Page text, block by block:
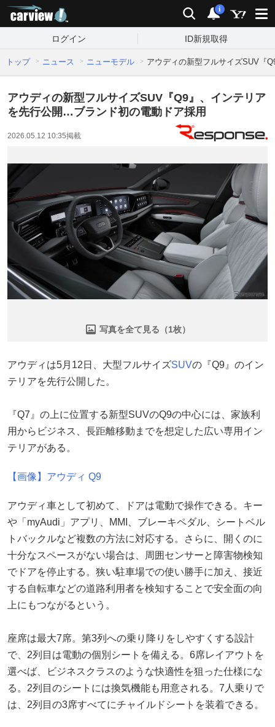
検索 通知
i
ログイン ID新規取得
トップ ニュース ニューモデル アウディの新型フルサイズSUV『
アウディの新型フルサイズSUV『Q9』、インテリア
を先行公開…ブランド初の電動ドア採用
2026.05.12 10:35掲載
写真を全て見る（1枚）
アウディは5月12日、大型フルサイズSUVの『Q9』のイン
テリアを先行公開した。
『Q7』の上に位置する新型SUVのQ9の中心には、家族利
用からビジネス、長距離移動までを想定した広い専用イン
テリアがある。
【画像】アウディ Q9
アウディ車として初めて、ドアは電動で操作できる。キー
や「myAudi」アプリ、MMI、ブレーキペダル、シートベル
トバックルなど複数の方法に対応する。さらに、開くのに
十分なスペースがない場合は、周囲センサーと障害物検知
でドアを停止する。狭い駐車場での使い勝手に加え、接近
する自転車などの道路利用者を検知することで安全面の向
上にもつながるという。
座席は最大7席。第3列への乗り降りをしやすくする設計
で、2列目は電動の個別シートを備える。6席レイアウトを
選べば、ビジネスクラスのような快適性を狙った仕様にな
る。2列目のシートには換気機能も用意される。7人乗りで
は、2列目の3席すべてにチャイルドシートを装着できる。